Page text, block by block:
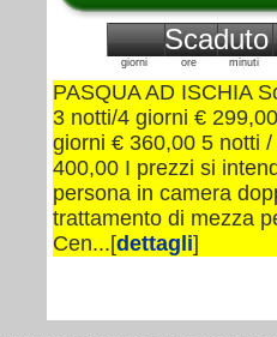
Scaduto
giorni ore minuti
PASQUA AD ISCHIA
3 notti/4 giorni €
giorni € 360,00 5 notti
400,00 I prezzi si
persona in camera
trattamento di mezza
Cen...[dettagli]